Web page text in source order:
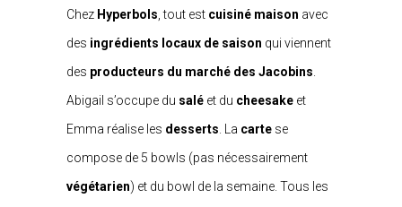
Chez Hyperbols, tout est cuisiné maison avec
des ingrédients locaux de saison qui viennent
des producteurs du marché des Jacobins.
Abigail s’occupe du salé et du cheesake et
Emma réalise les desserts. La carte se
compose de 5 bowls (pas nécessairement
végétarien) et du bowl de la semaine. Tous les